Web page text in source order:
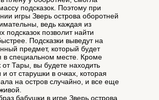
подсказок. Поэтому при
игры Зверь острова оборотней
ведь каждая из
подсказок позволит найти
Подсказки выведут на
предмет, который будет
в специальном месте. Кроме
от Тары, вы будете находить
от старушки в очках, которая
на остров случайно, и все еще
бабушки в игре Зверь острова